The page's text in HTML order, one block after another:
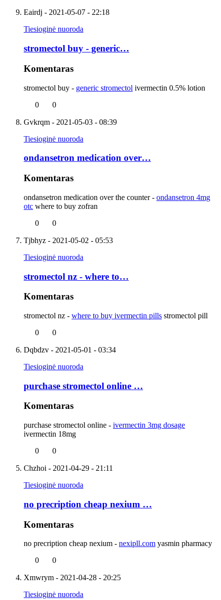
Eairdj - 2021-05-07 - 22:18
Tiesioginė nuoroda
stromectol buy - generic…
Komentaras
stromectol buy - generic stromectol ivermectin 0.5% lotion
0
0
Gvkrqm - 2021-05-03 - 08:39
Tiesioginė nuoroda
ondansetron medication over…
Komentaras
ondansetron medication over the counter - ondansetron 4mg
otc where to buy zofran
0
0
Tjbhyz - 2021-05-02 - 05:53
Tiesioginė nuoroda
stromectol nz - where to…
Komentaras
stromectol nz - where to buy ivermectin pills stromectol pill
0
0
Dqbdzv - 2021-05-01 - 03:34
Tiesioginė nuoroda
purchase stromectol online …
Komentaras
purchase stromectol online - ivermectin 3mg dosage
ivermectin 18mg
0
0
Chzhoi - 2021-04-29 - 21:11
Tiesioginė nuoroda
no precription cheap nexium …
Komentaras
no precription cheap nexium - nexipll.com yasmin pharmacy
0
0
Xmwrym - 2021-04-28 - 20:25
Tiesioginė nuoroda